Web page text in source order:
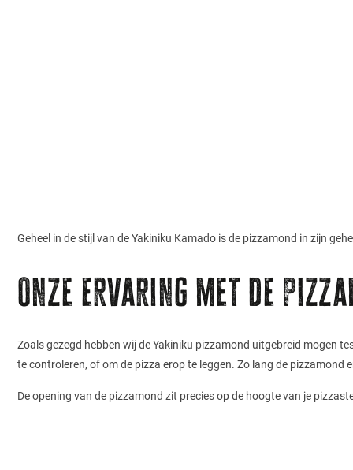
Geheel in de stijl van de Yakiniku Kamado is de pizzamond in zijn
Onze ervaring met de
Zoals gezegd hebben wij de Yakiniku pizzamond uitgebreid mogen
te controleren, of om de pizza erop te leggen. Zo lang de pizzamond
De opening van de pizzamond zit precies op de hoogte van je